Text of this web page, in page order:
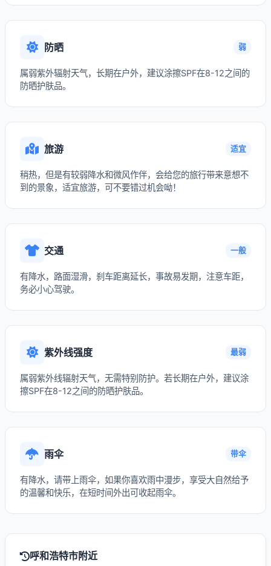
防晒 弱
属弱紫外辐射天气，长期在户外，建议涂擦SPF在8-12之间的
防晒护肤品。
旅游 适宜
稍热，但是有较弱降水和微风作伴，会给您的旅行带来意想不
到的景象，适宜旅游，可不要错过机会呦！
交通 一般
有降水，路面湿滑，刹车距离延长，事故易发期，注意车距，
务必小心驾驶。
紫外线强度 最弱
属弱紫外线辐射天气，无需特别防护。若长期在户外，建议涂
擦SPF在8-12之间的防晒护肤品。
雨伞 带伞
有降水，请带上雨伞，如果你喜欢雨中漫步，享受大自然给予
的温馨和快乐，在短时间外出可收起雨伞。
呼和浩特市附近